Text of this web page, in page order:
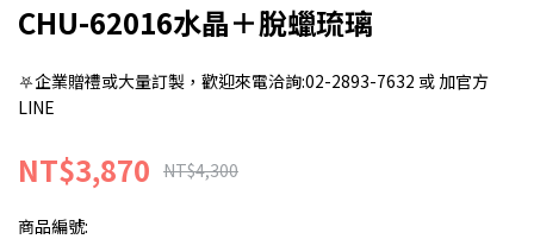
CHU-62016水晶＋脫蠟琉璃
⛧企業贈禮或大量訂製，歡迎來電洽詢:02-2893-7632 或 加官方
LINE
NT$3,870 NT$4,300
商品編號: